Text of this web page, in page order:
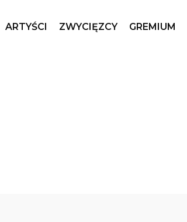
ARTYŚCI ZWYCIĘZCY GREMIUM